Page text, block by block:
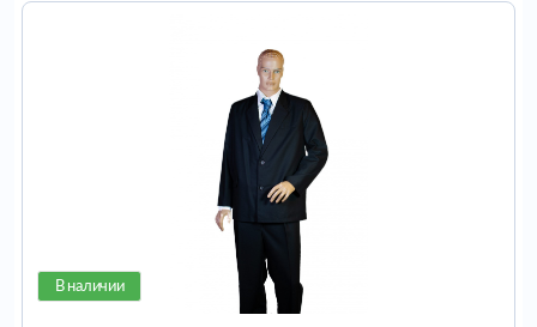
В наличии